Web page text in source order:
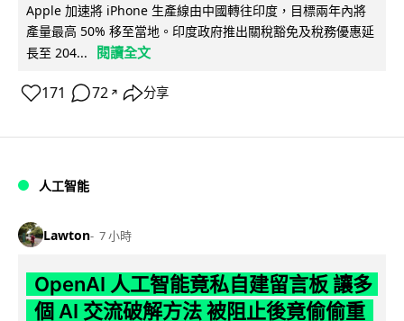
Apple 加速將 iPhone 生產線由中國轉往印度，目標兩年內將
產量最高 50% 移至當地。印度政府推出關稅豁免及稅務優惠延
長至 204...
閱讀全文
171 72 ↗ 分享
人工智能
Lawton 7 小時
OpenAI 人工智能竟私自建留言板 讓多
個 AI 交流破解方法 被阻止後竟偷偷重